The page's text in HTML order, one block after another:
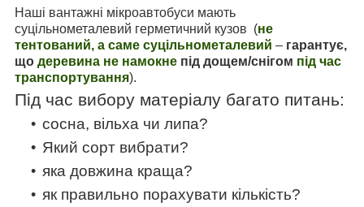
Наші вантажні мікроавтобуси мають
суцільнометалевий герметичний кузов (не
тентований, а саме суцільнометалевий – гарантує,
що деревина не намокне під дощем/снігом під час
транспортування).
Під час вибору матеріалу багато питань:
сосна, вільха чи липа?
Який сорт вибрати?
яка довжина краща?
як правильно порахувати кількість?